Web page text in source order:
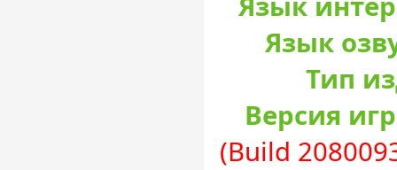
Язык
Тип
Версия
(Build